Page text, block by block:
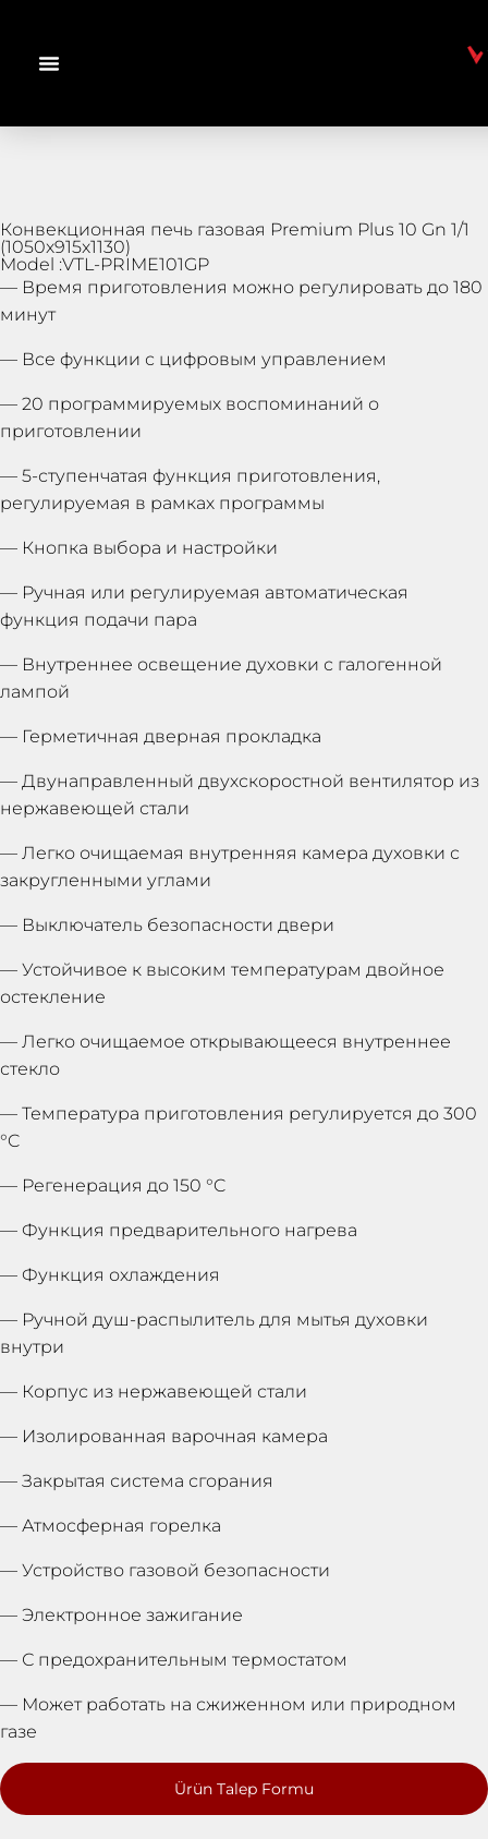
Конвекционная печь газовая Premium Plus 10 Gn 1/1
(1050x915x1130)
Model :VTL-PRIME101GP
— Время приготовления можно регулировать до 180
минут
— Все функции с цифровым управлением
— 20 программируемых воспоминаний о
приготовлении
— 5-ступенчатая функция приготовления,
регулируемая в рамках программы
— Кнопка выбора и настройки
— Ручная или регулируемая автоматическая
функция подачи пара
— Внутреннее освещение духовки с галогенной
лампой
— Герметичная дверная прокладка
— Двунаправленный двухскоростной вентилятор из
нержавеющей стали
— Легко очищаемая внутренняя камера духовки с
закругленными углами
— Выключатель безопасности двери
— Устойчивое к высоким температурам двойное
остекление
— Легко очищаемое открывающееся внутреннее
стекло
— Температура приготовления регулируется до 300
°C
— Регенерация до 150 °C
— Функция предварительного нагрева
— Функция охлаждения
— Ручной душ-распылитель для мытья духовки
внутри
— Корпус из нержавеющей стали
— Изолированная варочная камера
— Закрытая система сгорания
— Атмосферная горелка
— Устройство газовой безопасности
— Электронное зажигание
— С предохранительным термостатом
— Может работать на сжиженном или природном
газе
Ürün Talep Formu